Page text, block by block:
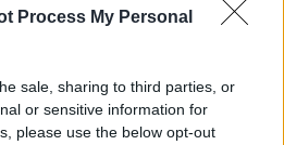
Process My Personal
sale, sharing to third parties, or
or sensitive information for
please use the below opt-out